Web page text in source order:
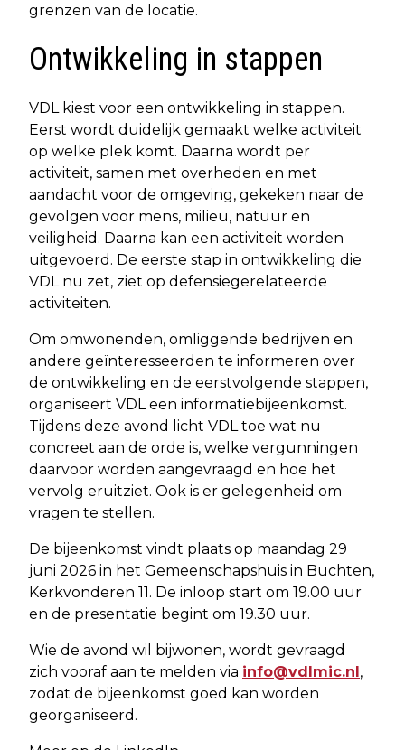
grenzen van de locatie.
Ontwikkeling in stappen
VDL kiest voor een ontwikkeling in stappen.
Eerst wordt duidelijk gemaakt welke activiteit
op welke plek komt. Daarna wordt per
activiteit, samen met overheden en met
aandacht voor de omgeving, gekeken naar de
gevolgen voor mens, milieu, natuur en
veiligheid. Daarna kan een activiteit worden
uitgevoerd. De eerste stap in ontwikkeling die
VDL nu zet, ziet op defensiegerelateerde
activiteiten.
Om omwonenden, omliggende bedrijven en
andere geïnteresseerden te informeren over
de ontwikkeling en de eerstvolgende stappen,
organiseert VDL een informatiebijeenkomst.
Tijdens deze avond licht VDL toe wat nu
concreet aan de orde is, welke vergunningen
daarvoor worden aangevraagd en hoe het
vervolg eruitziet. Ook is er gelegenheid om
vragen te stellen.
De bijeenkomst vindt plaats op maandag 29
juni 2026 in het Gemeenschapshuis in Buchten,
Kerkvonderen 11. De inloop start om 19.00 uur
en de presentatie begint om 19.30 uur.
Wie de avond wil bijwonen, wordt gevraagd
zich vooraf aan te melden via info@vdlmic.nl ,
zodat de bijeenkomst goed kan worden
georganiseerd.